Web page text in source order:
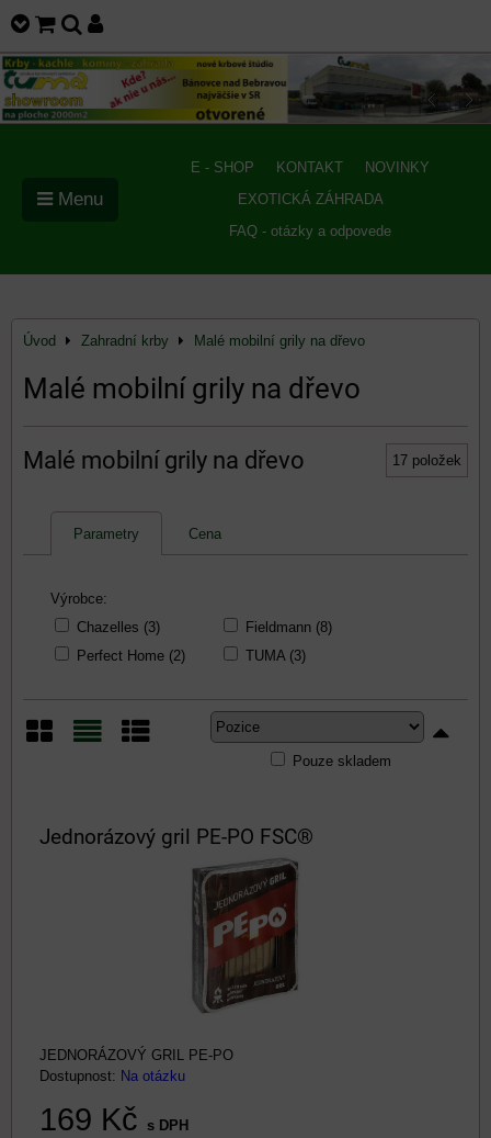
E - SHOP KONTAKT
NOVINKY
EXOTICKÁ ZÁHRADA
FAQ - otázky a odpovede
Menu
Úvod Zahradní krby Malé mobilní grily na dřevo
Malé mobilní grily na dřevo
Malé mobilní grily na dřevo 17 položek
Parametry Cena
Výrobce:
Chazelles (3)
Fieldmann (8)
Perfect Home (2)
TUMA (3)
Pouze skladem
Jednorázový gril PE-PO FSC®
JEDNORÁZOVÝ GRIL PE-PO
Dostupnost: Na otázku
169 Kč s DPH